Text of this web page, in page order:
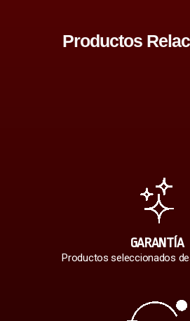
Productos
GARANTÍA
Productos seleccionados